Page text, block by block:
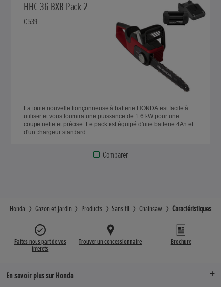
HHC 36 BXB Pack 2
€ 539
La toute nouvelle tronçonneuse à batterie HONDA est facile à
utiliser et vous fournira une puissance de 1.6 kW pour une
coupe nette et précise. Le pack est équipé d'une batterie 4Ah et
d'un chargeur standard.
Comparer
Honda Gazon et jardin Products Sans fil Chainsaw Caractéristiques
Faites-nous part de vos
intérêts
Trouver un concessionnaire Brochure
En savoir plus sur Honda